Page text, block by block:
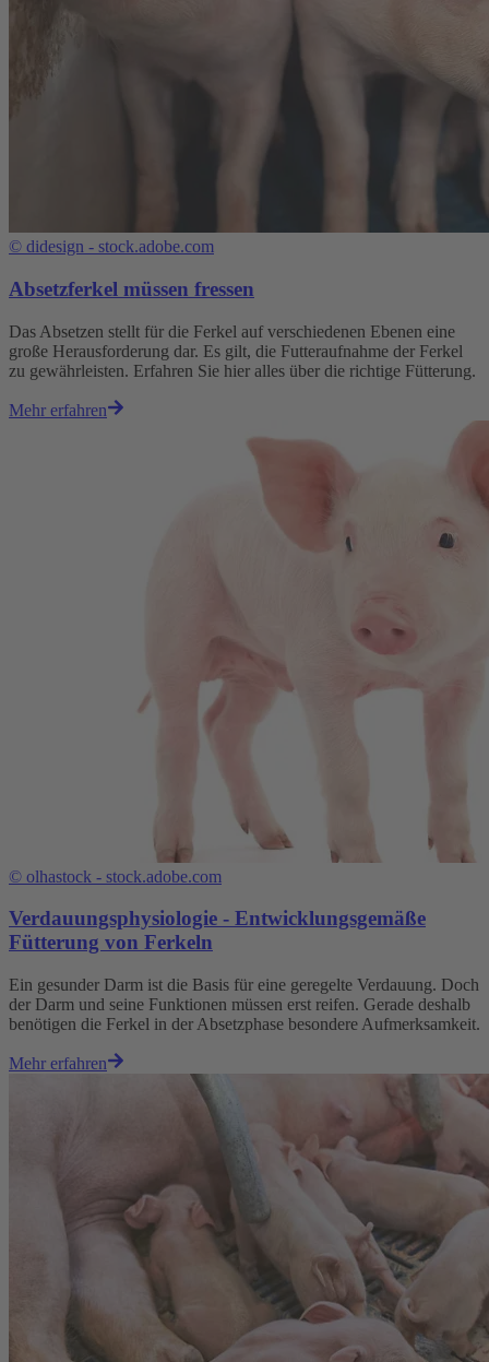
© didesign - stock.adobe.com
Absetzferkel müssen fressen
Das Absetzen stellt für die Ferkel auf verschiedenen Ebenen eine
große Herausforderung dar. Es gilt, die Futteraufnahme der Ferkel
zu gewährleisten. Erfahren Sie hier alles über die richtige Fütterung.
Mehr erfahren
© olhastock - stock.adobe.com
Verdauungsphysiologie - Entwicklungsgemäße
Fütterung von Ferkeln
Ein gesunder Darm ist die Basis für eine geregelte Verdauung. Doch
der Darm und seine Funktionen müssen erst reifen. Gerade deshalb
benötigen die Ferkel in der Absetzphase besondere Aufmerksamkeit.
Mehr erfahren